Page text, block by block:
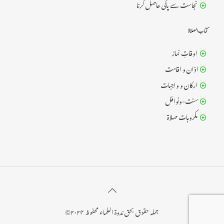
نجاست سے پاکی حاصل کرنا
کتــاب الــصــــلاۃ
اوقاتِ نماز
اذان و اقامت
ارکان و واجبات
سنت-ونوافل
مکروہات صلاۃ
جملہ حقوق بحق ندوۃ العلماء محفوظ ۲۰۲۴©